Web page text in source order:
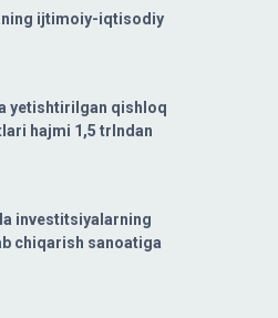
ijtimoiy-iqtisodiy
yetishtirilgan qishloq
hajmi 1,5 trlndan
investitsiyalarning
chiqarish sanoatiga